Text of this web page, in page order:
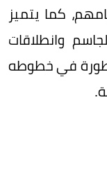
كما يتميز
وانطلاقات
في خطوطه